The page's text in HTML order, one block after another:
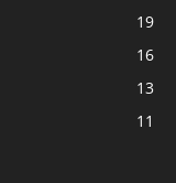
19
16
13
11